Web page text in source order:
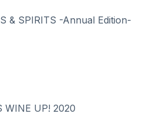
& SPIRITS -Annual Edition-
WINE UP! 2020